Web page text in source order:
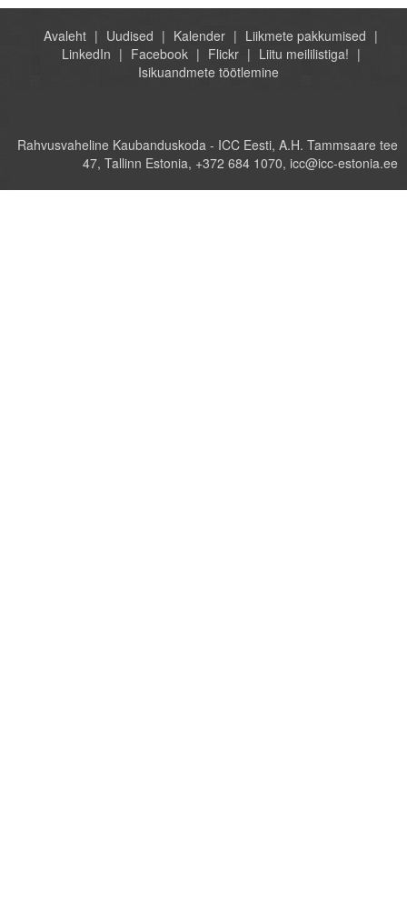
Avaleht Uudised Kalender
Liikmete pakkumised
LinkedIn
Facebook Flickr
Liitu meililistiga!
Isikuandmete töötlemine
Rahvusvaheline Kaubanduskoda - ICC Eesti, A.H. Tammsaare tee
47, Tallinn Estonia, +372 684 1070, icc@icc-estonia.ee